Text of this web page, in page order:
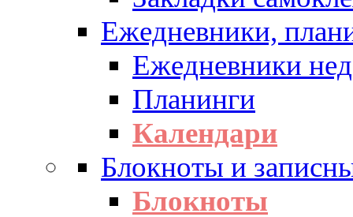
Ежедневники,
Ежедневники
Планинги
Календари
Блокноты и
Блокноты